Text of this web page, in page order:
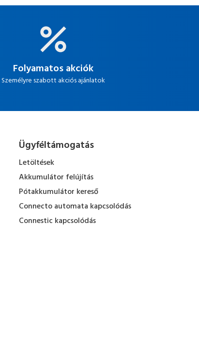
Folyamatos akciók
Személyre szabott akciós ajánlatok
Ügyféltámogatás
Letöltések
Akkumulátor felújítás
Pótakkumulátor kereső
Connecto automata kapcsolódás
Connestic kapcsolódás